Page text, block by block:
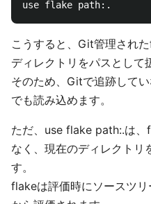
こうすると、Git管理され
ディレクトリをパスとして
そのため、Gitで追跡して
でも読み込めます。
ただ、use flake path:.は
なく、現在のディレクト
す。
flakeは評価時にソースツリ